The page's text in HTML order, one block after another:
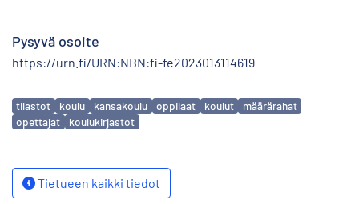
Pysyvä osoite
https://urn.fi/URN:NBN:fi-fe2023013114619
Avainsanat
tilastot koulu kansakoulu oppilaat koulut
määrärahat
opettajat
koulukirjastot
Tietueen kaikki tiedot